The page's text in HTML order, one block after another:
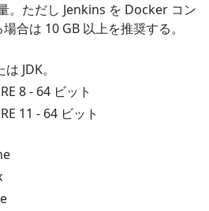
。ただし Jenkins を Docker コン
合は 10 GB 以上を推奨する。
JDK。
8 - 64 ビット
11 - 64 ビット